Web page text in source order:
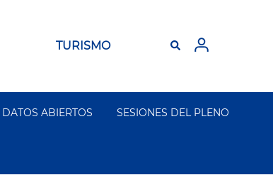
TURISMO
DATOS ABIERTOS SESIONES DEL PLENO